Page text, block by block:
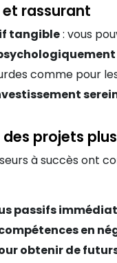
rassurant
tangible: vous
comme pour
projets
à succès ont
passifs
en
obtenir de